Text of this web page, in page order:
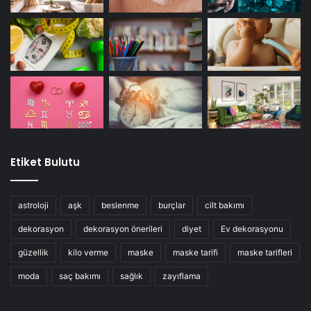
Yumuşak, nemli eller için bu yöntemi haftada 2 ila 3 kez
kullanın.
Yöntem 4: Göz Altı Koyu Halkalara
Çözüm
Koyu halka sebepleri arasında uyku yoksunluğu, güneşe
Etiket Bulutu
astroloji aşk beslenme burçlar cilt bakımı
dekorasyon dekorasyon önerileri diyet Ev dekorasyonu
güzellik kilo verme maske maske tarifi maske tarifleri
moda saç bakımı sağlık zayıflama